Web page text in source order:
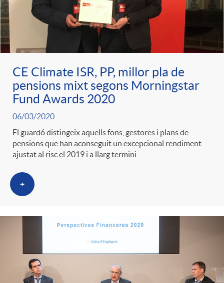
a
t
e
g
o
r
s
s
CE Climate ISR, PP, millor pla de
pensions mixt segons Morningstar
Fund Awards 2020
06/03/2020
El guardó distingeix aquells fons, gestores i plans de
pensions que han aconseguit un excepcional rendiment
ajustat al risc el 2019 i a llarg termini
+